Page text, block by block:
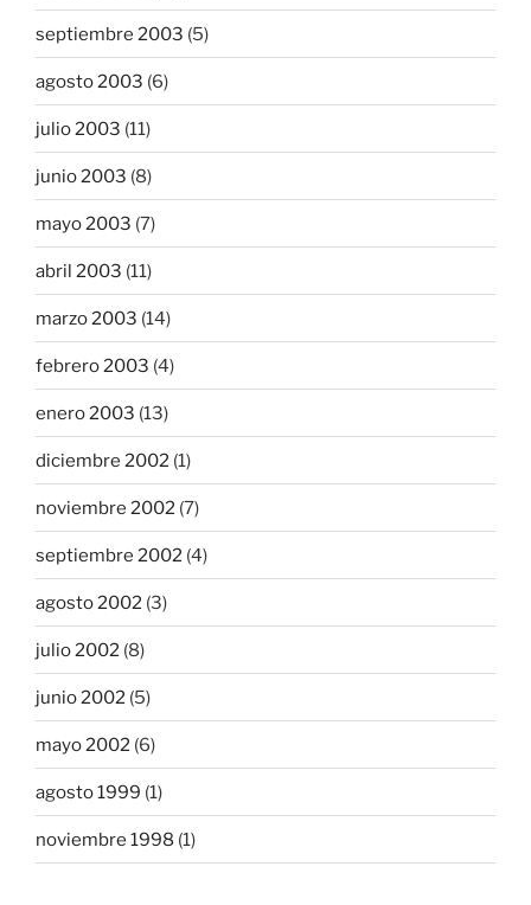
septiembre 2003 (5)
agosto 2003 (6)
julio 2003 (11)
junio 2003 (8)
mayo 2003 (7)
abril 2003 (11)
marzo 2003 (14)
febrero 2003 (4)
enero 2003 (13)
diciembre 2002 (1)
noviembre 2002 (7)
septiembre 2002 (4)
agosto 2002 (3)
julio 2002 (8)
junio 2002 (5)
mayo 2002 (6)
agosto 1999 (1)
noviembre 1998 (1)